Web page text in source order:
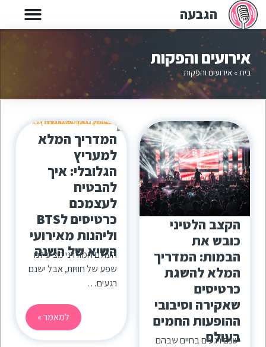
הגבעה
אירועים והפקות
בית » אירועים והפקות
הקצב הלטיני
כובש את
הבמות: המדריך
המלא להשגת
כרטיסים
שאקירה וסיבובי
ההופעות החמים
בעולם
ישנם רגעים בחיים שבהם
המדריך המלא
למעריץ
הגלובלי: איך
להבטיח
לעצמכם
כרטיסים לBTS
וליהנות מאירועי
השיא של השנה
העולם המודרני מציע לנו
שפע של חוויות, אבל ישנם
רגעים…
למאמר »